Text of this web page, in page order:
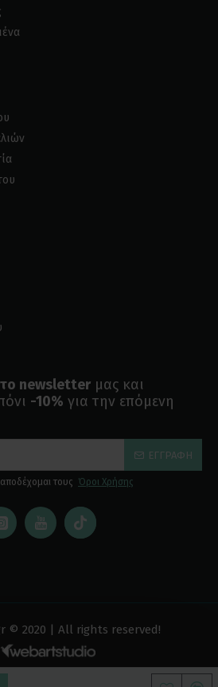
newsletter μας και
-10% για την επόμενη
ΕΓΓΡΑΦΉ
τους Όροι Χρήσης
© 2020 | All rights reserved!